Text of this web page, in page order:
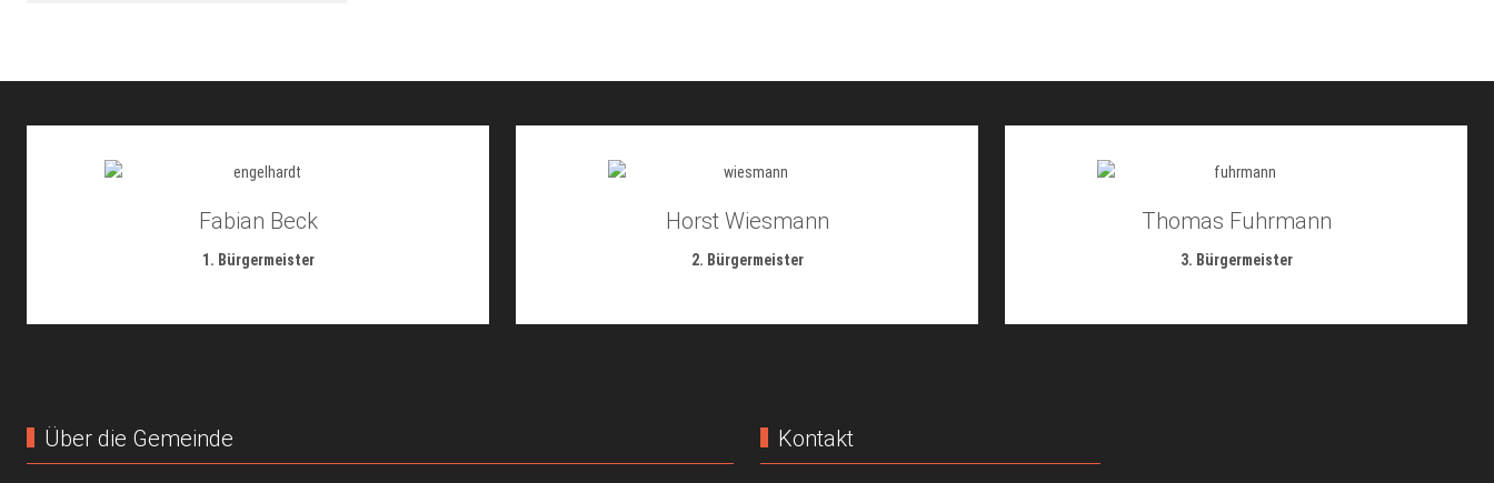
Fabian Beck
1. Bürgermeister
Horst Wiesmann
2. Bürgermeister
Thomas Fuhrmann
3. Bürgermeister
Über die Gemeinde Kontakt